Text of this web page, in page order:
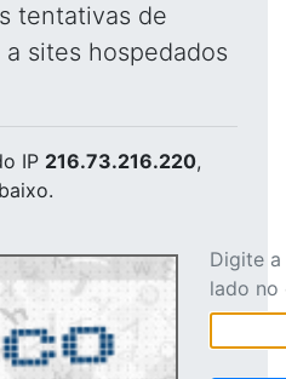
tentativas de
sites hospedados
IP 216.73.216.220,
Digite
lado no